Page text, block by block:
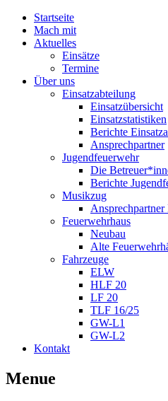
Startseite
Mach mit
Aktuelles
Einsätze
Termine
Über uns
Einsatzabteilung
Einsatzübersicht
Einsatzstatistiken
Berichte
Ansprechpartner
Jugendfeuerwehr
Die
Berichte
Musikzug
Feuerwehrhaus
Neubau
Alte
Fahrzeuge
ELW
HLF 20
LF 20
TLF 16/25
GW-L1
GW-L2
Kontakt
Menue